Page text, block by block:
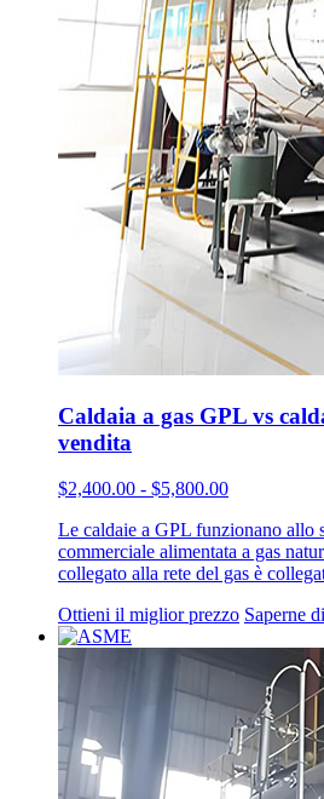
Caldaia a gas GPL vs
vendita
$2,400.00 - $5,800.00
Le caldaie a GPL funzionano allo
commerciale alimentata a gas
collegato alla rete del gas è
Ottieni il miglior prezzo Saperne